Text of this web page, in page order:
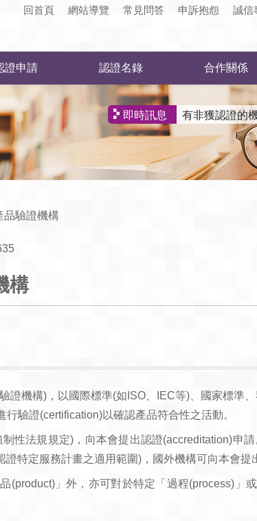
回首頁 網站導覽 常見問答 申訴抱怨 誠信
證申請 認證名錄 合作關係
即時訊息 有非獲認證的
品驗證機構
構
證機構)，以國際標準(如ISO、IEC等)、國家標準
驗證(certification)以確認產品符合性之活動。
性法規規定)，向本會提出認證(accreditation)申
特定服務計畫之適用範圍)，國外機構可向本會提
(product)」外，亦可對於特定「過程(process)」